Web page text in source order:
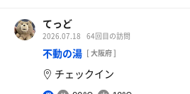
てっど
2026.07.18 64回目の訪問
不動の湯 [ 大阪府 ]
チェックイン